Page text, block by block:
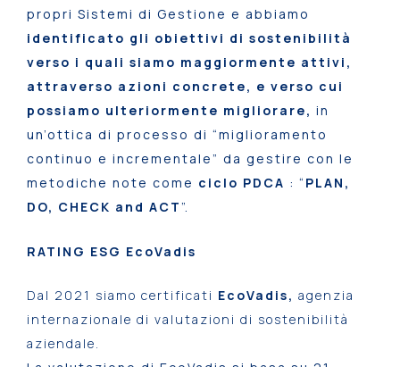
propri Sistemi di Gestione e abbiamo
identificato gli obiettivi di sostenibilità
verso i quali siamo maggiormente attivi,
attraverso azioni concrete, e verso cui
possiamo ulteriormente migliorare, in
un’ottica di processo di “miglioramento
continuo e incrementale” da gestire con le
metodiche note come ciclo PDCA : “ PLAN,
DO, CHECK and ACT”.
RATING ESG EcoVadis
Dal 2021 siamo certificati EcoVadis, agenzia
internazionale di valutazioni di sostenibilità
aziendale.